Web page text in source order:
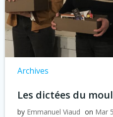
Archives
Les dictées du
by Emmanuel Viaud on Mar 5